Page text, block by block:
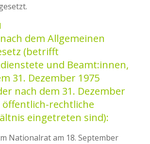
dem Allgemeinen
(betrifft
und Beamt:innen,
31. Dezember 1975
nach dem 31. Dezember
öffentlich-rechtliche
eingetreten sind):
Nationalrat am 18. September